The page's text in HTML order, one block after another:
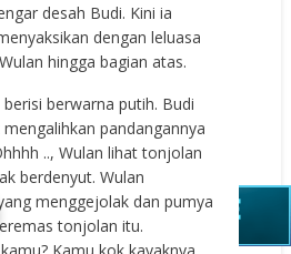
desah Budi. Kini ia
dengan leluasa
hingga bagian atas.
berwarna putih. Budi
pandangannya
.., Wulan lihat tonjolan
berdenyut. Wulan
menggejolak dan pumya
tonjolan itu.
Close (X)